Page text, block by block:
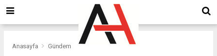
Anasayfa Gündem